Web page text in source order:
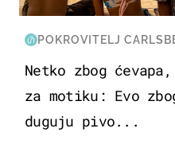
POKROVITELJ
Netko zbog
za motiku: Evo
duguju pivo...